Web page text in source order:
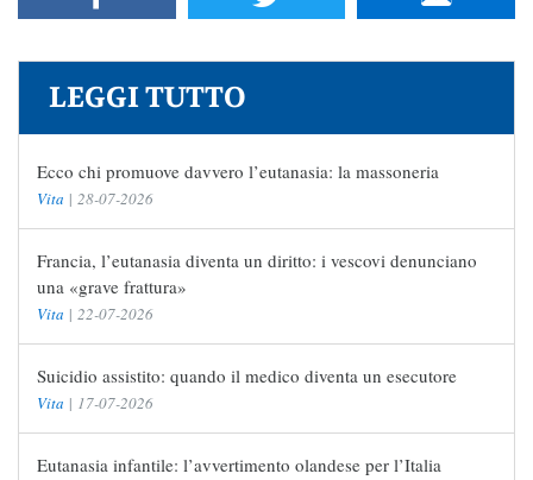
LEGGI TUTTO
Ecco chi promuove davvero l’eutanasia: la massoneria
Vita | 28-07-2026
Francia, l’eutanasia diventa un diritto: i vescovi denunciano
una «grave frattura»
Vita | 22-07-2026
Suicidio assistito: quando il medico diventa un esecutore
Vita | 17-07-2026
Eutanasia infantile: l’avvertimento olandese per l’Italia